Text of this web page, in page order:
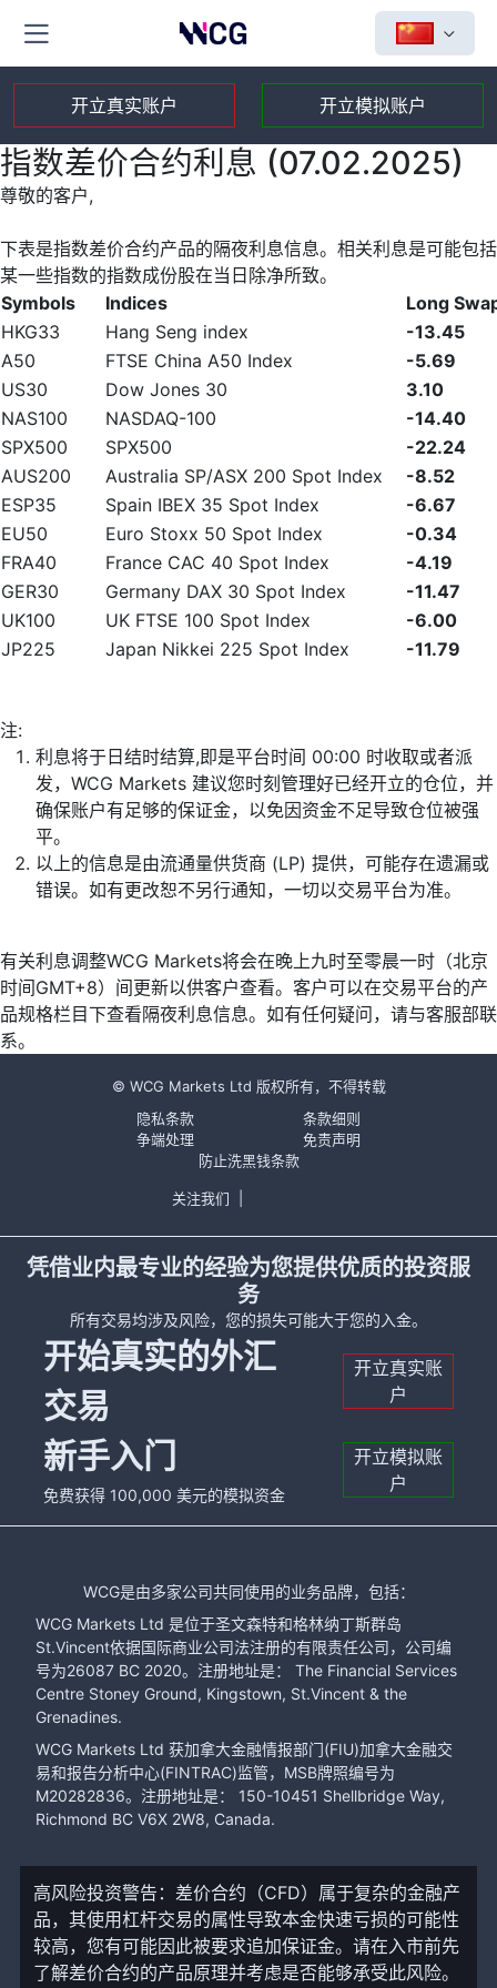
开立真实账户 开立模拟账户
指数差价合约利息 (07.02.2025)
尊敬的客户,
下表是指数差价合约产品的隔夜利息信息。相关利息是可能包括
某一些指数的指数成份股在当日除净所致。
Symbols
Indices
Long
HKG33
Hang Seng index
-13.45
A50
FTSE China A50 Index
-5.69
US30
Dow Jones 30
3.10
NAS100
NASDAQ-100
-14.40
SPX500
SPX500
-22.24
AUS200
Australia SP/ASX 200 Spot Index
-8.52
ESP35
Spain IBEX 35 Spot Index
-6.67
EU50
Euro Stoxx 50 Spot Index
-0.34
FRA40
France CAC 40 Spot Index
-4.19
GER30
Germany DAX 30 Spot Index
-11.47
UK100
UK FTSE 100 Spot Index
-6.00
JP225
Japan Nikkei 225 Spot Index -11.79
注:
利息将于日结时结算,即是平台时间 00:00 时收取或者派
发，WCG Markets 建议您时刻管理好已经开立的仓位，并
确保账户有足够的保证金，以免因资金不足导致仓位被强
平。
以上的信息是由流通量供货商 (LP) 提供，可能存在遗漏或
错误。如有更改恕不另行通知，一切以交易平台为准。
有关利息调整WCG Markets将会在晚上九时至零晨一时（北京
时间GMT+8）间更新以供客户查看。客户可以在交易平台的产
品规格栏目下查看隔夜利息信息。如有任何疑问，请与客服部联
系。
© WCG Markets Ltd 版权所有，不得转载
隐私条款
条款细则
争端处理
免责声明
防止洗黑钱条款
关注我们
凭借业内最专业的经验为您提供优质的投资服
务
所有交易均涉及风险，您的损失可能大于您的入金。
开始真实的外汇
交易
开立真实账
户
新手入门
免费获得 100,000 美元的模拟资金
开立模拟账
户
WCG是由多家公司共同使用的业务品牌，包括：
WCG Markets Ltd 是位于圣文森特和格林纳丁斯群岛
St.Vincent依据国际商业公司法注册的有限责任公司，公司编
号为26087 BC 2020。注册地址是： The Financial Services
Centre Stoney Ground, Kingstown, St.Vincent & the
Grenadines.
WCG Markets Ltd 获加拿大金融情报部门(FIU)加拿大金融交
易和报告分析中心(FINTRAC)监管，MSB牌照编号为
M20282836。注册地址是： 150-10451 Shellbridge Way,
Richmond BC V6X 2W8, Canada.
高风险投资警告：差价合约（CFD）属于复杂的金融产
品，其使用杠杆交易的属性导致本金快速亏损的可能性
较高，您有可能因此被要求追加保证金。请在入市前先
了解差价合约的产品原理并考虑是否能够承受此风险。